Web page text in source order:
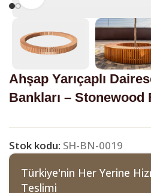
Ahşap Yarıçaplı
Bankları – Stonewood
Stok kodu: SH-BN-0019
Türkiye'nin Her Yerine
Teslimi